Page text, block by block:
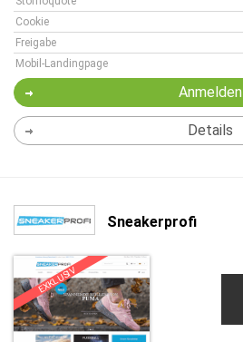
Cookie
Freigabe
Mobil-Landingpage
Anmelden
Details
Sneakerprofi
EXKLUSIV